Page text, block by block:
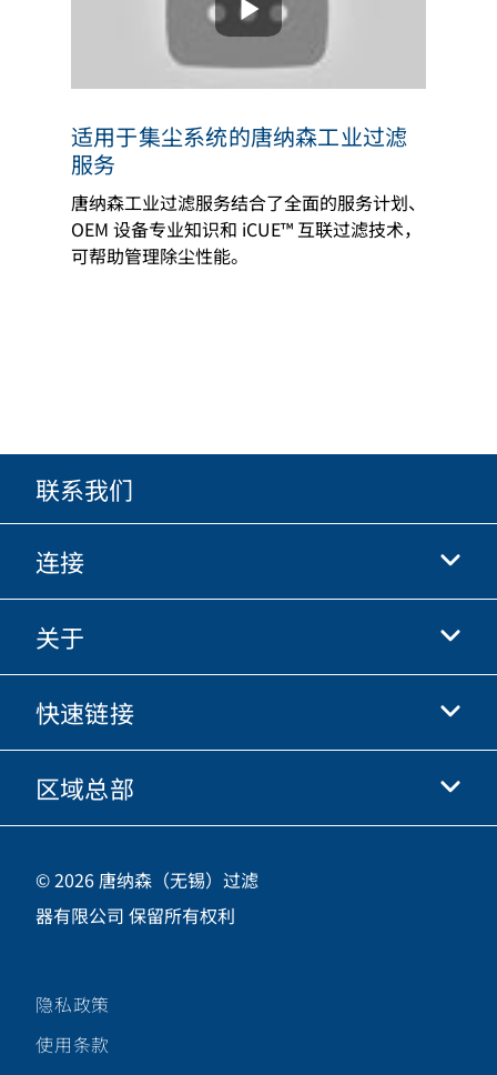
适用于集尘系统的唐纳森工业过滤
服务
唐纳森工业过滤服务结合了全面的服务计划、
OEM 设备专业知识和 iCUE™ 互联过滤技术，
可帮助管理除尘性能。
联系我们
连接
抖音
快手
优酷
微信
关于
关于我们
商业行为准则
职业发展
快速链接
唐纳森电商网站
投资人
供应商
区域总部
中国江苏省无锡市新吴区
新加坡工业园新都路16号，邮编 214028
咨询热线
关注唐纳森微信公众号
© 2026 唐纳森（无锡）过滤
器有限公司 保留所有权利
隐私政策
使用条款